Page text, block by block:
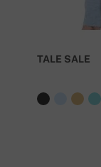
TALE SALE